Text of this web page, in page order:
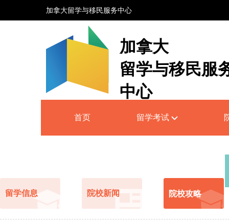
加拿大留学与移民服务中心
加拿大
留学与移民服
中心
Service Centre
首页 留学考试
留学信息 院校新闻 院校攻略